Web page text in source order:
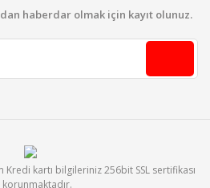
haberdar olmak için kayıt olunuz.
kartı bilgileriniz 256bit SSL sertifikası
korunmaktadır.